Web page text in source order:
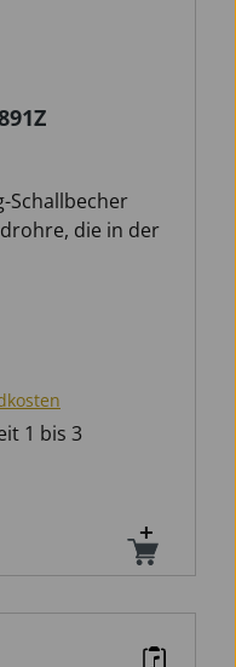
Schallbecher
die in der
1 bis 3